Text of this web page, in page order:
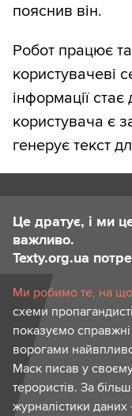
пояснив він.
Робот працює
користувачеві
інформації
користувача є
генерує текст
Це дратує, і ми
важливо.
Texty.org.ua
Ми робимо те, на
схеми
показуємо
ворогами
Маск писав у
терористів. За
журналістики даних